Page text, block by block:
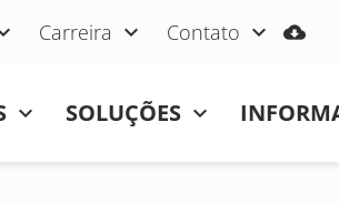
Carreira Contato
SOLUÇÕES